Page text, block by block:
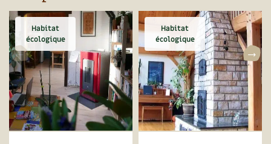
Habitat
écologique
Habitat
écologique